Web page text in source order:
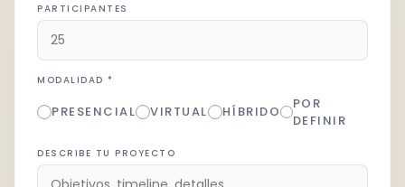
PARTICIPANTES
MODALIDAD *
PRESENCIAL VIRTUAL HÍBRIDO
POR
DEFINIR
DESCRIBE TU PROYECTO